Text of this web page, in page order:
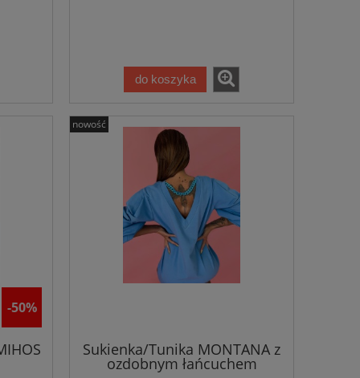
do koszyka
-50%
Sukienka/Tunika MONTANA z
ozdobnym łańcuchem
nowość